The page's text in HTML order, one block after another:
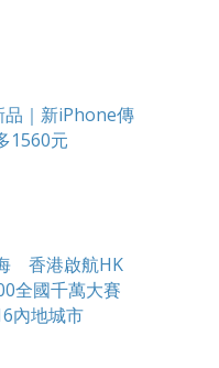
｜新iPhone傳
1560元
香港啟航HK
全國千萬大賽
內地城市